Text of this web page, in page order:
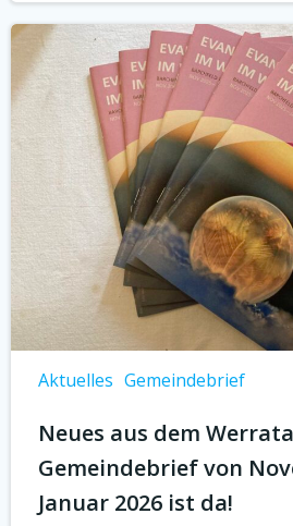
Aktuelles Gemeindebrief
Neues aus dem
Gemeindebrief von
Januar 2026 ist da!